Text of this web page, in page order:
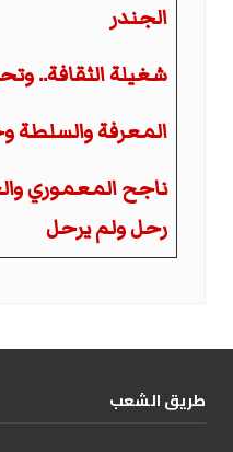
الجندر
شغيلة الثقافة..
المعرفة والسلطة
ناجح المعموري
رحل ولم يرحل
طریق الشعب